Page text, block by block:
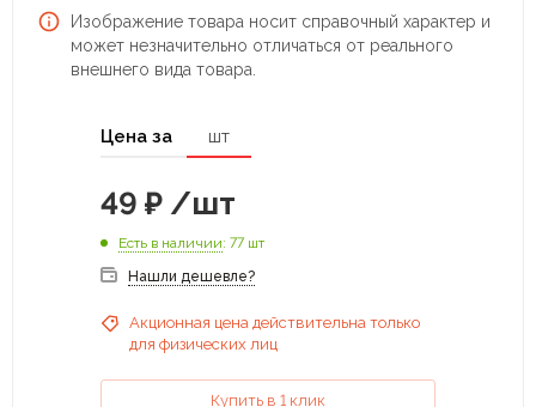
Изображение товара носит справочный характер и
может незначительно отличаться от реального
внешнего вида товара.
Цена за шт
49 ₽ /шт
Есть в наличии: 77 шт
Нашли дешевле?
Акционная цена действительна только
для физических лиц
Купить в 1 клик